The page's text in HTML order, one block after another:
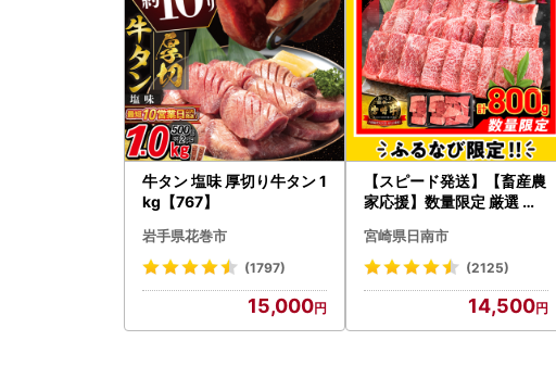
牛タン 塩味 厚切り牛タン 1
kg【767】
岩手県花巻市
(1797)
15,000
【スピード発送】【畜産農
家応援】数量限定 厳選 宮
-Limited-PR_BDV5-26-2
W
宮崎県日南市
(2125)
14,500